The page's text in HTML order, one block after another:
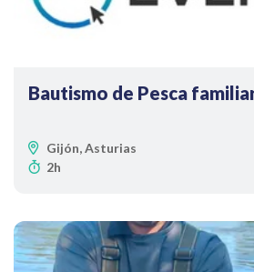
Bautismo de Pesca
Gijón, Asturias
2h